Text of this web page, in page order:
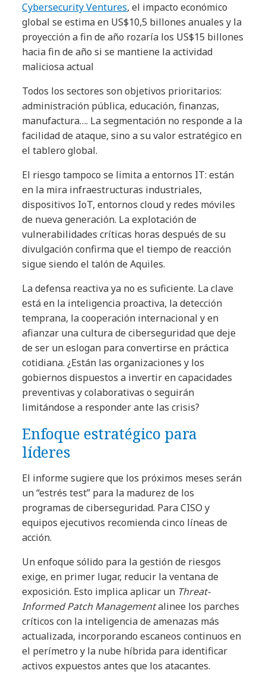
Cybersecurity Ventures, el impacto económico
global se estima en US$10,5 billones anuales y la
proyección a fin de año rozaría los US$15 billones
hacia fin de año si se mantiene la actividad
maliciosa actual
Todos los sectores son objetivos prioritarios:
administración pública, educación, finanzas,
manufactura…. La segmentación no responde a la
facilidad de ataque, sino a su valor estratégico en
el tablero global.
El riesgo tampoco se limita a entornos IT: están
en la mira infraestructuras industriales,
dispositivos IoT, entornos cloud y redes móviles
de nueva generación. La explotación de
vulnerabilidades críticas horas después de su
divulgación confirma que el tiempo de reacción
sigue siendo el talón de Aquiles.
La defensa reactiva ya no es suficiente. La clave
está en la inteligencia proactiva, la detección
temprana, la cooperación internacional y en
afianzar una cultura de ciberseguridad que deje
de ser un eslogan para convertirse en práctica
cotidiana. ¿Están las organizaciones y los
gobiernos dispuestos a invertir en capacidades
preventivas y colaborativas o seguirán
limitándose a responder ante las crisis?
Enfoque estratégico para
líderes
El informe sugiere que los próximos meses serán
un “estrés test” para la madurez de los
programas de ciberseguridad. Para CISO y
equipos ejecutivos recomienda cinco líneas de
acción.
Un enfoque sólido para la gestión de riesgos
exige, en primer lugar, reducir la ventana de
exposición. Esto implica aplicar un Threat-
Informed Patch Managementalinee los parches
críticos con la inteligencia de amenazas más
actualizada, incorporando escaneos continuos en
el perímetro y la nube híbrida para identificar
activos expuestos antes que los atacantes.